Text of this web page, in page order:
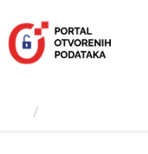
sadržaj